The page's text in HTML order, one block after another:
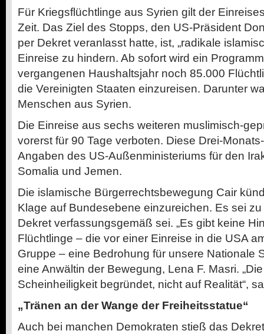
Für Kriegsflüchtlinge aus Syrien gilt der
Zeit. Das Ziel des Stopps, den US-Präsident
per Dekret veranlasst hatte, ist, „radikale
Einreise zu hindern. Ab sofort wird ein
vergangenen Haushaltsjahr noch 85.000
die Vereinigten Staaten einzureisen. Darunter
Menschen aus Syrien.
Die Einreise aus sechs weiteren muslimisch-
vorerst für 90 Tage verboten. Diese Drei-
Angaben des US-Außenministeriums für den
Somalia und Jemen.
Die islamische Bürgerrechtsbewegung Cair
Klage auf Bundesebene einzureichen. Es sei
Dekret verfassungsgemäß sei. „Es gibt keine
Flüchtlinge – die vor einer Einreise in die USA
Gruppe – eine Bedrohung für unsere Nationale
eine Anwältin der Bewegung, Lena F. Masri.
Scheinheiligkeit begründet, nicht auf Realität“,
„Tränen an der Wange der Freiheitsstatue“
Auch bei manchen Demokraten stieß das